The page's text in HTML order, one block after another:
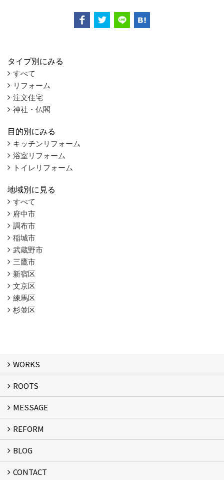
タイプ別にみる
すべて
リフォーム
注文住宅
神社・仏閣
目的別にみる
キッチンリフォーム
浴室リフォーム
トイレリフォーム
地域別に見る
すべて
府中市
調布市
稲城市
武蔵野市
三鷹市
新宿区
文京区
練馬区
杉並区
WORKS
WORKS
ROOTS
ROOTS
MESSAGE
MESSAGE
FLOW
REFORM
リフォーム
BLOG
スタッフブログ
CONTACT